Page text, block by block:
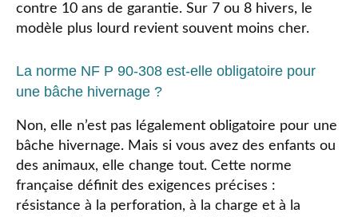
contre 10 ans de garantie. Sur 7 ou 8 hivers, le
modèle plus lourd revient souvent moins cher.
La norme NF P 90-308 est-elle obligatoire pour
une bâche hivernage ?
Non, elle n’est pas légalement obligatoire pour une
bâche hivernage. Mais si vous avez des enfants ou
des animaux, elle change tout. Cette norme
française définit des exigences précises :
résistance à la perforation, à la charge et à la